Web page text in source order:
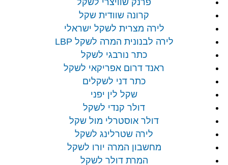
פרנק שוויצרי לשקל
קרונה שוודית שקל
לירה מצרית לשקל ישראלי
לירה לבנונית המרה לשקל LBP
כתר נורבגי לשקל
ראנד דרום אפריקאי לשקל
כתר דני לשקלים
שקל לין יפני
דולר קנדי לשקל
דולר אוסטרלי מול שקל
לירה שטרלינג לשקל
מחשבון המרה יורו לשקל
המרת דולר לשקל